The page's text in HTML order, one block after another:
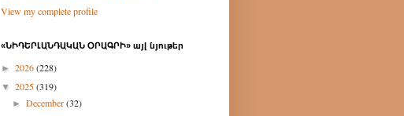
View my complete profile
«ՆԻԴԵՐԼԱՆԴԱԿԱՆ ՕՐԱԳՐԻ» այլ նյութեր
► 2026(228)
▼ 2025(319)
►December(32)